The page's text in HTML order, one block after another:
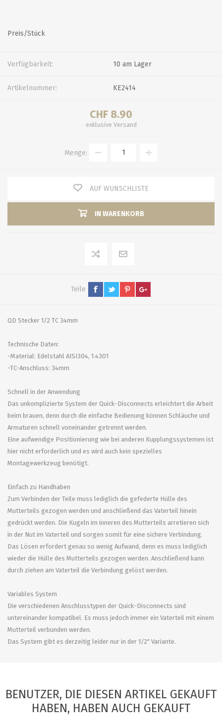
Preis/Stück
Verfügbarkeit: 10 am Lager
Artikelnummer: KE2414
CHF 8.90
exklusive Versand
Menge:
AUF WUNSCHLISTE
IN WARENKORB
Teile
QD Stecker 1/2 TC 34mm
Technische Daten:
-Material: Edelstahl AISI304, 1.4301
-TC-Anschluss: 34mm
Schnell in der Anwendung
Das unkomplizierte System der Quick-Disconnects erleichtert die Arbeit
beim brauen, denn durch die einfache Bedienung können Schläuche und
Armaturen schnell voneinander getrennt werden.
Eine aufwendige Positionierung wie bei anderen Kupplungssystemen ist
hier nicht erforderlich und es wird auch kein spezielles
Montagewerkzeug benötigt.
Einfach zu Handhaben
Zum Verbinden der Teile muss lediglich die gefederte Hülle des
Mutterteils gezogen werden und anschließend das Vaterteil hinein
gedrückt werden. Die Kugeln im inneren des Mutterteils arretieren sich
in der Nut im Vaterteil und sorgen somit für eine sichere Verbindung.
Das Lösen erfordert genau so wenig Aufwand, denn es muss lediglich
wieder die Hülle des Mutterteils gezogen werden. Anschließend kann
durch ziehen am Vaterteil die Verbindung gelöst werden.
Variables System
Die verschiedenen Anschlusstypen der Quick-Disconnects sind
untereinander kompatibel. Es muss jedoch immer ein Vaterteil mit einem
Mutterteil verbunden werden.
Das System gibt es derzeitig leider nur in der 1/2" Variante.
BENUTZER, DIE DIESEN ARTIKEL GEKAUFT
HABEN, HABEN AUCH GEKAUFT